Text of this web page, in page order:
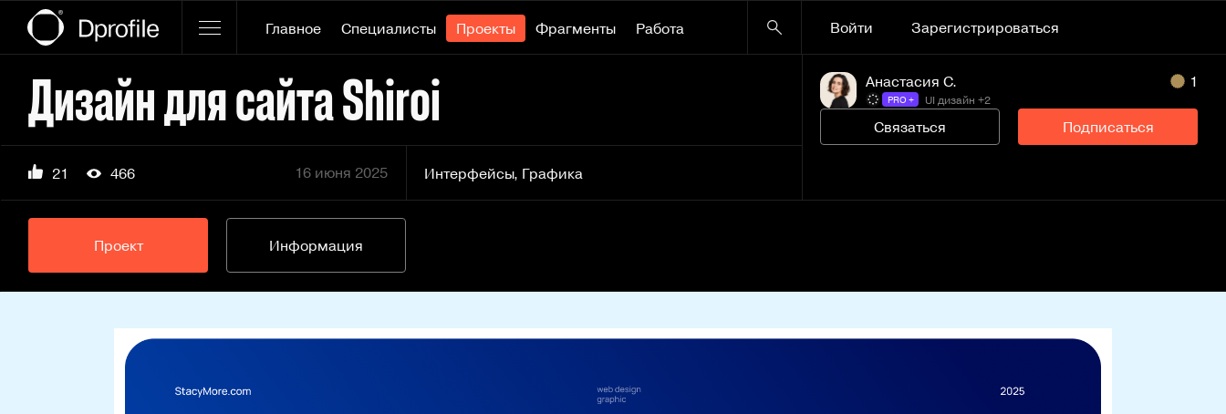
Главное Специалисты Проекты Фрагменты Работа Войти Зарегистрироваться
Дизайн для сайта Shiroi
21 466 16 июня 2025 Интерфейсы, Графика
Анастасия С.
PRO + UI дизайн +2
1
Связаться Подписаться
Проект Информация